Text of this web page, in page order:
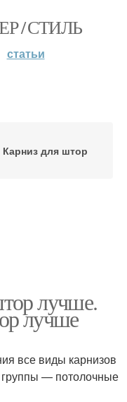
/ СТИЛЬ
статьи
Карниз для штор
лучше.
лучше
все виды карнизов
— потолочные